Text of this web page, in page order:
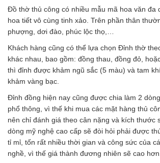
Đồ thờ thủ công có nhiều mẫu mã hoa văn đa
hoa tiết vô cùng tinh xảo. Trên phần thân
phượng, dơi đào, phúc lộc thọ,…
Khách hàng cũng có thể lựa chọn Đỉnh thờ
khác nhau, bao gồm: đồng thau, đồng đỏ,
thì đỉnh được khảm ngũ sắc (5 màu) và tam
khảm vàng bạc.
Đỉnh đồng hiện nay cũng được chia làm 2
phổ thông, vì thế khi mua các mặt hàng thủ
nên chỉ đánh giá theo cân nặng và kích thước
dòng mỹ nghệ cao cấp sẽ đòi hỏi phải được
tỉ mỉ, tốn rất nhiều thời gian và công sức của
nghề, vì thế giá thành đương nhiên sẽ cao hơn.